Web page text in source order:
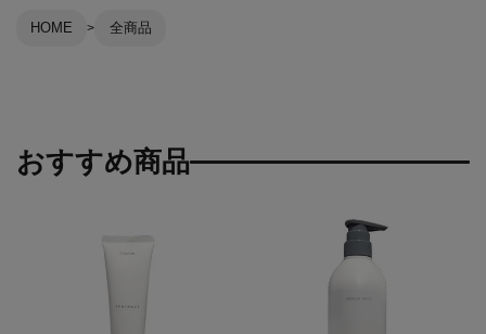
HOME 全商品
おすすめ商品